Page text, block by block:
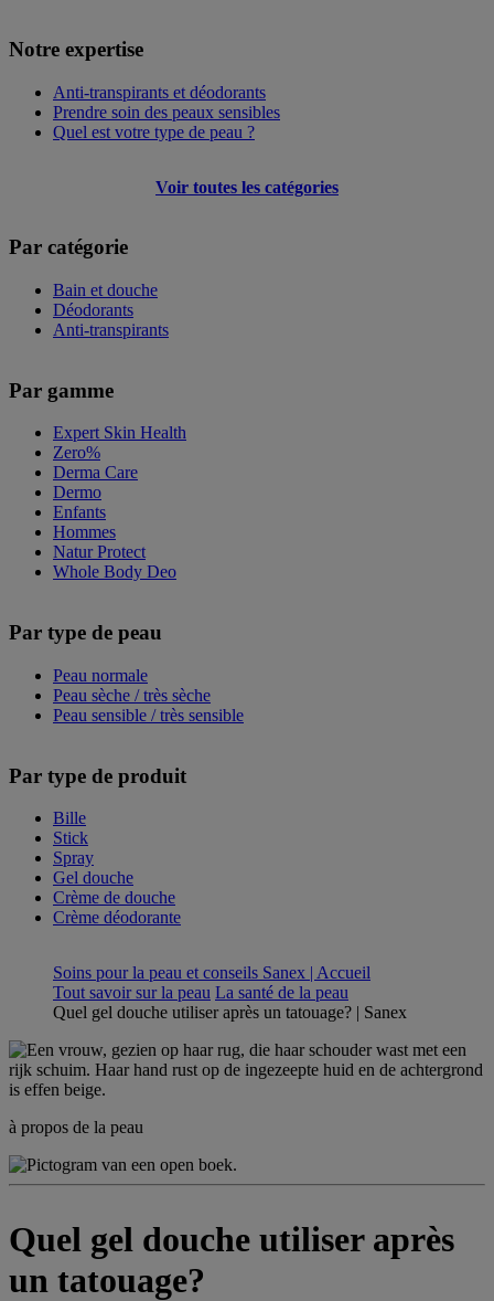
Notre expertise
Anti-transpirants et déodorants
Prendre soin des peaux sensibles
Quel est votre type de peau ?
Voir toutes les catégories
Par catégorie
Bain et douche
Déodorants
Anti-transpirants
Par gamme
Expert Skin Health
Zero%
Derma Care
Dermo
Enfants
Hommes
Natur Protect
Whole Body Deo
Par type de peau
Peau normale
Peau sèche / très sèche
Peau sensible / très sensible
Par type de produit
Bille
Stick
Spray
Gel douche
Crème de douche
Crème déodorante
Soins pour la peau et conseils Sanex | Accueil
Tout savoir sur la peau La santé de la peau
Quel gel douche utiliser après un tatouage? | Sanex
à propos de la peau
Quel gel douche utiliser après
un tatouage?